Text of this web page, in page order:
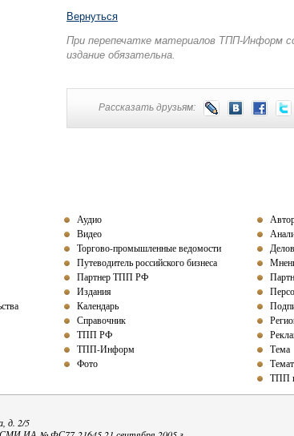
Вернуться
При перепечатке материалов ТПП-Информ
издание обязательна.
Рассказать друзьям:
Аудио
Видео
Торгово-промышленные ведомости
Путеводитель российского бизнеса
Партнер ТППРФ
Издания
Календарь
Справочник
ТПП РФ
ТПП-Информ
Фото
Тема
ТПП
д. 2/5